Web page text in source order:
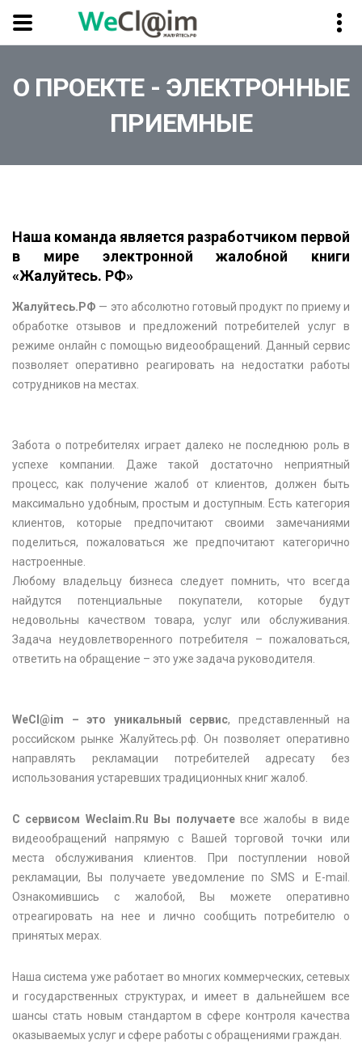
О ПРОЕКТЕ - ЭЛЕКТРОННЫЕ
ПРИЕМНЫЕ
Наша команда является разработчиком первой
в мире электронной жалобной книги
«Жалуйтесь. РФ»
Жалуйтесь.РФ — это абсолютно готовый продукт по приему и
обработке отзывов и предложений потребителей услуг в
режиме онлайн с помощью видеообращений. Данный сервис
позволяет оперативно реагировать на недостатки работы
сотрудников на местах.
Забота о потребителях играет далеко не последнюю роль в
успехе компании. Даже такой достаточно неприятный
процесс, как получение жалоб от клиентов, должен быть
максимально удобным, простым и доступным. Есть категория
клиентов, которые предпочитают своими замечаниями
поделиться, пожаловаться же предпочитают категорично
настроенные.
Любому владельцу бизнеса следует помнить, что всегда
найдутся потенциальные покупатели, которые будут
недовольны качеством товара, услуг или обслуживания.
Задача неудовлетворенного потребителя – пожаловаться,
ответить на обращение – это уже задача руководителя.
WeCl@im – это уникальный сервис, представленный на
российском рынке Жалуйтесь.рф. Он позволяет оперативно
направлять рекламации потребителей адресату без
использования устаревших традиционных книг жалоб.
С сервисом Weclaim.Ru Вы получаете все жалобы в виде
видеообращений напрямую с Вашей торговой точки или
места обслуживания клиентов. При поступлении новой
рекламации, Вы получаете уведомление по SMS и E-mail.
Ознакомившись с жалобой, Вы можете оперативно
отреагировать на нее и лично сообщить потребителю о
принятых мерах.
Наша система уже работает во многих коммерческих, сетевых
и государственных структурах, и имеет в дальнейшем все
шансы стать новым стандартом в сфере контроля качества
оказываемых услуг и сфере работы с обращениями граждан.